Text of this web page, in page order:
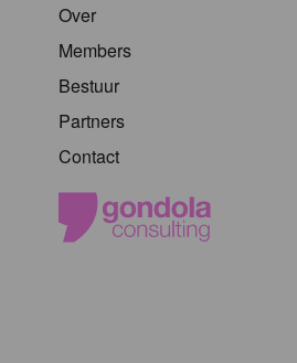
Over
Members
Bestuur
Partners
Contact